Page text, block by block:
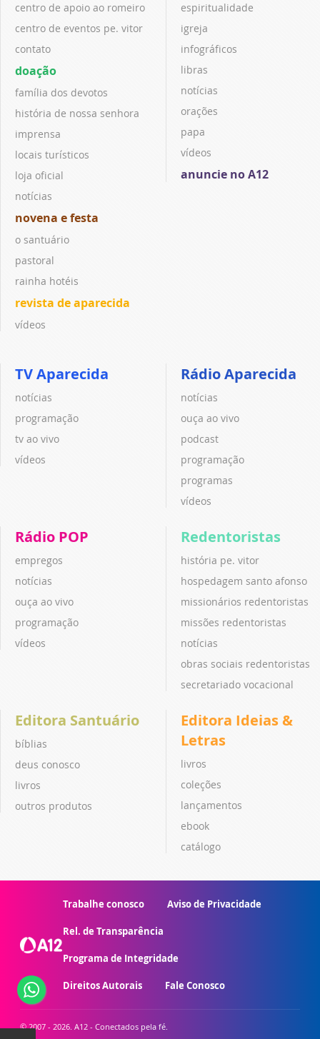
centro de apoio ao romeiro
centro de eventos pe. vitor
contato
doação
família dos devotos
história de nossa senhora
imprensa
locais turísticos
loja oficial
notícias
novena e festa
o santuário
pastoral
rainha hotéis
revista de aparecida
vídeos
espiritualidade
igreja
infográficos
libras
notícias
orações
papa
vídeos
anuncie no A12
TV Aparecida
notícias
programação
tv ao vivo
vídeos
Rádio Aparecida
notícias
ouça ao vivo
podcast
programação
programas
vídeos
Rádio POP
empregos
notícias
ouça ao vivo
programação
vídeos
Redentoristas
história pe. vitor
hospedagem santo afonso
missionários redentoristas
missões redentoristas
notícias
obras sociais redentoristas
secretariado vocacional
Editora Santuário
bíblias
deus conosco
livros
outros produtos
Editora Ideias &
Letras
livros
coleções
lançamentos
ebook
catálogo
Trabalhe conosco Aviso de Privacidade
Rel. de Transparência
Programa de Integridade
Direitos Autorais Fale Conosco
© 2007 - 2026. A12 - Conectados pela fé.